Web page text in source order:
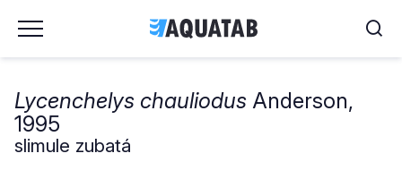
Lycenchelys chauliodus Anderson,
1995
slimule zubatá